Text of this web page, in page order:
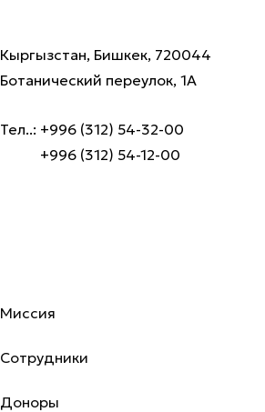
Кыргызстан, Бишкек, 720044
Ботанический переулок, 1А
Тел..: +996 (312) 54-32-00
+996 (312) 54-12-00
Миссия
Сотрудники
Доноры